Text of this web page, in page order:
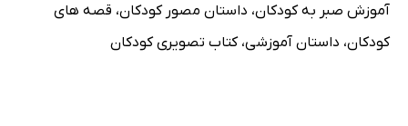
آموزش صبر به کودکان، داستان مصور کودکان، قصه های
کودکان، داستان آموزشی،کتاب تصویری کودکان